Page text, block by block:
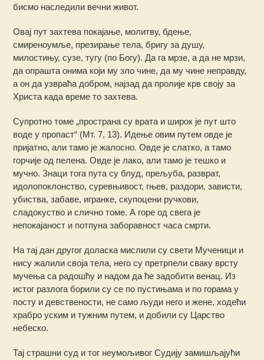
бисмо наследили вечни живот.
Овај пут захтева покајање, молитву, бдење,
смиреноумље, презирање тела, бригу за душу,
милостињу, сузе, тугу (по Богу). Да га мрзе, а да не мрзи,
да опрашта онима који му зло чине, да му чине неправду,
а он да узвраћа добром, најзад да пролије крв своју за
Христа када време то захтева.
Супротно томе „пространа су врата и широк је пут што
воде у пропаст“ (Мт. 7, 13). Идење овим путем овде је
пријатно, али тамо је жалосно. Овде је слатко, а тамо
горчије од пелена. Овде је лако, али тамо је тешко и
мучно. Знаци тога пута су блуд, прељуба, разврат,
идолопоклонство, суревњивост, гњев, раздори, зависти,
убиства, забаве, игранке, скупоцени ручкови,
сладокуство и слично томе. А горе од свега је
непокајаност и потпуна заборавност часа смрти.
На тај дан другог доласка мислили су свети Мученици и
нису жалили своја тела, него су претрпели сваку врсту
мучења са радошћу и надом да ће задобити венац. Из
истог разлога борили су се по пустињама и по горама у
посту и девствености, не само људи него и жене, ходећи
храбро уским и тужним путем, и добили су Царство
небеско.
Тај страшни суд и тог неумољивог Судију замишљајући